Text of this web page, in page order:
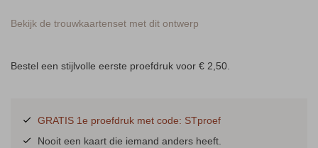
Bekijk de trouwkaartenset met dit ontwerp
Bestel een stijlvolle eerste proefdruk voor € 2,50.
GRATIS 1e proefdruk met code: STproef
Nooit een kaart die iemand anders heeft.